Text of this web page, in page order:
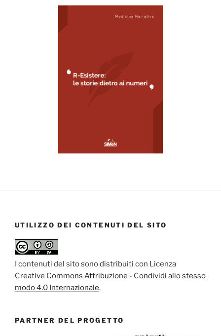
UTILIZZO DEI CONTENUTI DEL SITO
I contenuti del sito sono distribuiti con Licenza
Creative Commons Attribuzione - Condividi allo stesso
modo 4.0 Internazionale.
PARTNER DEL PROGETTO